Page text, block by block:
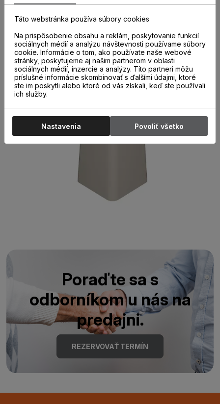
správne a kvalitne nainštalovaných parketových líšt. Ich
použitie nielen urýchľuje montáž líšt, ale aj chráni miesta
spojov pred poškodením.
Poraďte sa s
odborníkom u nás na
predajni.
REZERVOVAŤ TERMÍN
Táto webstránka používa súbory cookies
Na prispôsobenie obsahu a reklám, poskytovanie funkcií
sociálnych médií a analýzu návštevnosti používame súbory
cookie. Informácie o tom, ako používate naše webové
stránky, poskytujeme aj našim partnerom v oblasti
sociálnych médií, inzercie a analýzy. Títo partneri môžu
príslušné informácie skombinovať s ďalšími údajmi, ktoré
ste im poskytli alebo ktoré od vás získali, keď ste používali
ich služby.
Nastavenia Povoliť všetko